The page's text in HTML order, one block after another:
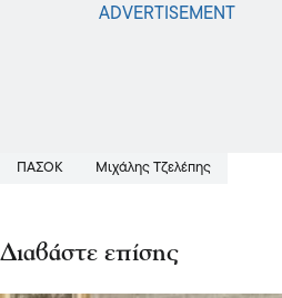
ΠΑΣΟΚ Μιχάλης Τζελέπης
Διαβάστε επίσης